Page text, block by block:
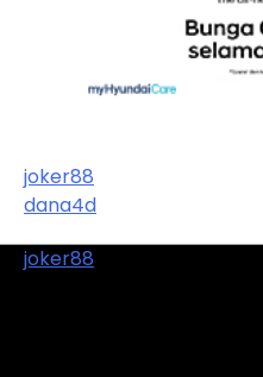
joker88
dana4d
joker88